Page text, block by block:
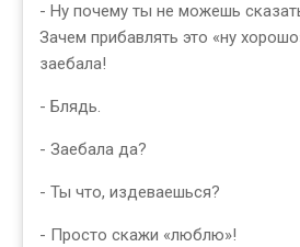
- Ну почему ты не можешь
Зачем прибавлять это «ну
заeбала!
- Блядь.
- Заебала да?
- Ты что, издеваешься?
- Просто скажи «люблю»!